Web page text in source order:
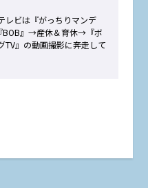
レビは『がっちりマンデ
BOB』→産休＆育休→『ボ
TV』の動画撮影に奔走して